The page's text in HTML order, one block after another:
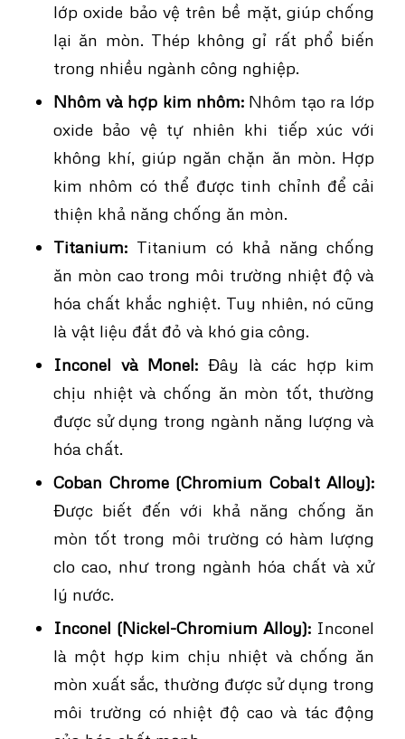
lớp oxide bảo vệ trên bề mặt, giúp chống
lại ăn mòn. Thép không gỉ rất phổ biến
trong nhiều ngành công nghiệp.
Nhôm và hợp kim nhôm:Nhôm tạo ra lớp
oxide bảo vệ tự nhiên khi tiếp xúc với
không khí, giúp ngăn chặn ăn mòn. Hợp
kim nhôm có thể được tinh chỉnh để cải
thiện khả năng chống ăn mòn.
Titanium:Titanium có khả năng chống
ăn mòn cao trong môi trường nhiệt độ và
hóa chất khắc nghiệt. Tuy nhiên, nó cũng
là vật liệu đắt đỏ và khó gia công.
Inconel và Monel: Đây là các hợp kim
chịu nhiệt và chống ăn mòn tốt, thường
được sử dụng trong ngành năng lượng và
hóa chất.
Coban Chrome (Chromium Cobalt Alloy):
Được biết đến với khả năng chống ăn
mòn tốt trong môi trường có hàm lượng
clo cao, như trong ngành hóa chất và xử
lý nước.
Inconel (Nickel-Chromium Alloy): Inconel
là một hợp kim chịu nhiệt và chống ăn
mòn xuất sắc, thường được sử dụng trong
môi trường có nhiệt độ cao và tác động